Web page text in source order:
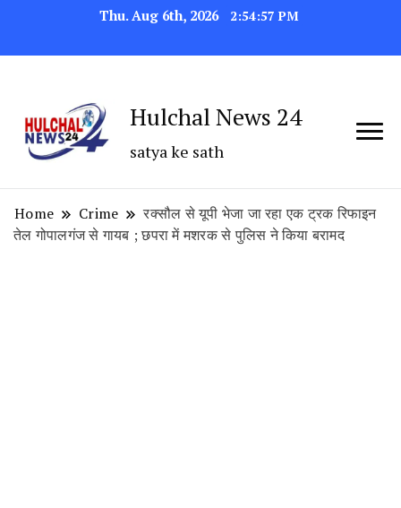
Thu. Aug 6th, 2026 2:54:58 PM
Hulchal News 24
satya ke sath
Home Crime
रक्सौल से यूपी भेजा जा रहा एक ट्रक रिफाइन
तेल गोपालगंज से गायब ; छपरा में मशरक से पुलिस ने किया बरामद